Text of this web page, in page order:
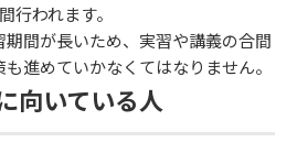
行われます。
間が長いため、実習や講義の合間
進めていかなくてはなりません。
向いている人